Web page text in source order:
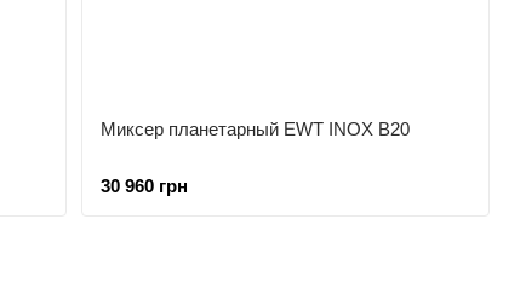
Миксер планетарный EWT INOX B20
30 960 грн